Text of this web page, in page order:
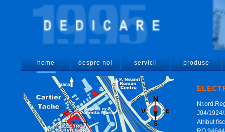
home despre noi servicii produse